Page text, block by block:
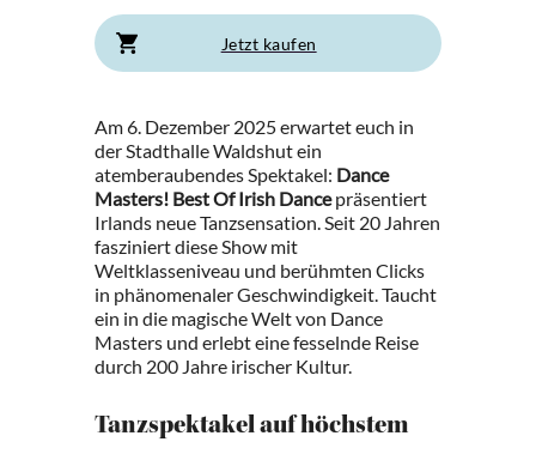
Jetzt kaufen
Am 6. Dezember 2025 erwartet euch in
der Stadthalle Waldshut ein
atemberaubendes Spektakel: Dance
Masters! Best Of Irish Dancepräsentiert
Irlands neue Tanzsensation. Seit 20 Jahren
fasziniert diese Show mit
Weltklasseniveau und berühmten Clicks
in phänomenaler Geschwindigkeit. Taucht
ein in die magische Welt von Dance
Masters und erlebt eine fesselnde Reise
durch 200 Jahre irischer Kultur.
Tanzspektakel auf höchstem